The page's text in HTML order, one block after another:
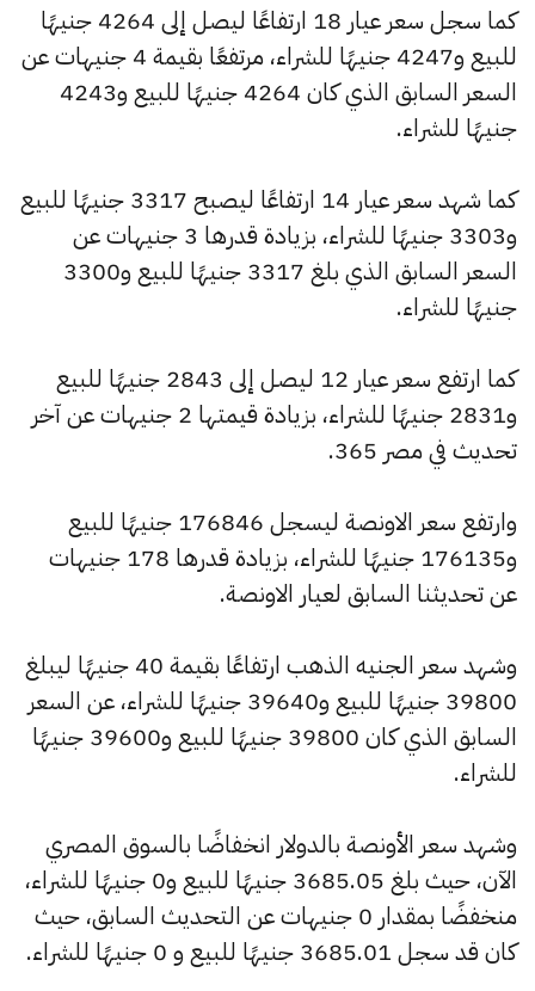
كما سجل سعر عيار 18 ارتفاعًا ليصل إلى 4264 جنيهًا
للبيع و4247 جنيهًا للشراء، مرتفعًا بقيمة 4 جنيهات عن
السعر السابق الذي كان 4264 جنيهًا للبيع و4243
جنيهًا للشراء.
كما شهد سعر عيار 14 ارتفاعًا ليصبح 3317 جنيهًا للبيع
و3303 جنيهًا للشراء، بزيادة قدرها 3 جنيهات عن
السعر السابق الذي بلغ 3317 جنيهًا للبيع و3300
جنيهًا للشراء.
كما ارتفع سعر عيار 12 ليصل إلى 2843 جنيهًا للبيع
و2831 جنيهًا للشراء، بزيادة قيمتها 2 جنيهات عن آخر
تحديث في مصر 365.
وارتفع سعر الاونصة ليسجل 176846 جنيهًا للبيع
و176135 جنيهًا للشراء، بزيادة قدرها 178 جنيهات
عن تحديثنا السابق لعيار الاونصة.
وشهد سعر الجنيه الذهب ارتفاعًا بقيمة 40 جنيهًا ليبلغ
39800 جنيهًا للبيع و39640 جنيهًا للشراء، عن السعر
السابق الذي كان 39800 جنيهًا للبيع و39600 جنيهًا
للشراء.
وشهد سعر الأونصة بالدولار انخفاضًا بالسوق المصري
الآن، حيث بلغ 3685.05 جنيهًا للبيع و0 جنيهًا للشراء،
منخفضًا بمقدار 0 جنيهات عن التحديث السابق، حيث
كان قد سجل 3685.01 جنيهًا للبيع و 0 جنيهًا للشراء.